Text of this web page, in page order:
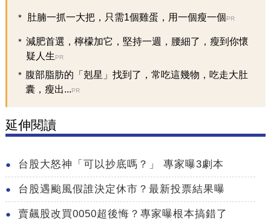
肚腩一抓一大把，只需1個雞蛋，用一個瘦一個PR
減肥首選，檸檬加它，堅持一週，腰細了，瘦到你懷
疑人生PR
腹部脂肪的「剋星」找到了，常吃這幾物，吃走大肚
囊，瘦出...PR
延伸閱讀
台股大怒神「可以抄底嗎？」 專家曝3劇本
台股遇颱風假誰決定休市？最新投票結果曝
賣飆股改買0050超後悔？專家曝根本搞錯了